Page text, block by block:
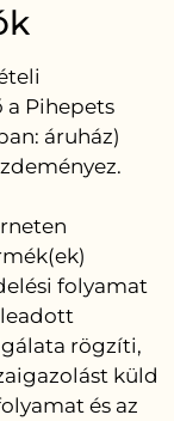
a Pihepets
áruház)
folyamat
rögzíti,
küld
és az